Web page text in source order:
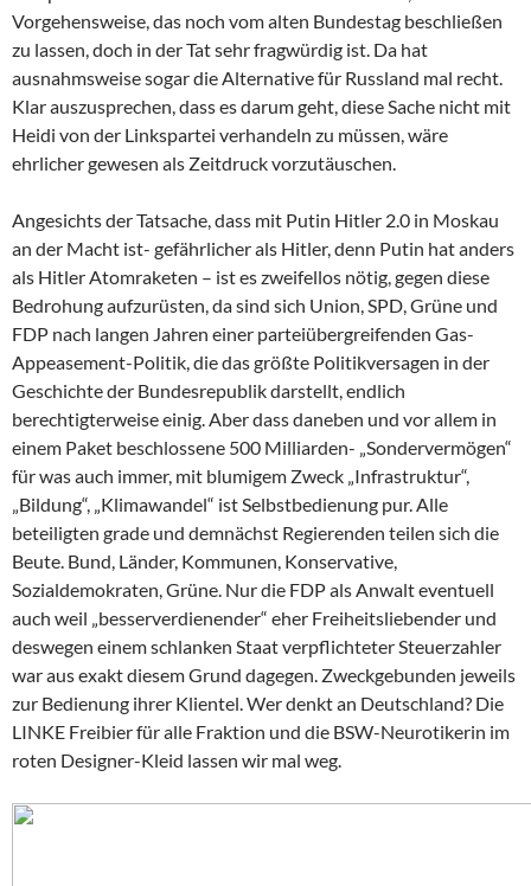
Vorgehensweise, das noch vom alten Bundestag beschließen
zu lassen, doch in der Tat sehr fragwürdig ist. Da hat
ausnahmsweise sogar die Alternative für Russland mal recht.
Klar auszusprechen, dass es darum geht, diese Sache nicht mit
Heidi von der Linkspartei verhandeln zu müssen, wäre
ehrlicher gewesen als Zeitdruck vorzutäuschen.
Angesichts der Tatsache, dass mit Putin Hitler 2.0 in Moskau
an der Macht ist- gefährlicher als Hitler, denn Putin hat anders
als Hitler Atomraketen – ist es zweifellos nötig, gegen diese
Bedrohung aufzurüsten, da sind sich Union, SPD, Grüne und
FDP nach langen Jahren einer parteiübergreifenden Gas-
Appeasement-Politik, die das größte Politikversagen in der
Geschichte der Bundesrepublik darstellt, endlich
berechtigterweise einig. Aber dass daneben und vor allem in
einem Paket beschlossene 500 Milliarden- „Sondervermögen“
für was auch immer, mit blumigem Zweck „Infrastruktur“,
„Bildung“, „Klimawandel“ ist Selbstbedienung pur. Alle
beteiligten grade und demnächst Regierenden teilen sich die
Beute. Bund, Länder, Kommunen, Konservative,
Sozialdemokraten, Grüne. Nur die FDP als Anwalt eventuell
auch weil „besserverdienender“ eher Freiheitsliebender und
deswegen einem schlanken Staat verpflichteter Steuerzahler
war aus exakt diesem Grund dagegen. Zweckgebunden jeweils
zur Bedienung ihrer Klientel. Wer denkt an Deutschland? Die
LINKE Freibier für alle Fraktion und die BSW-Neurotikerin im
roten Designer-Kleid lassen wir mal weg.